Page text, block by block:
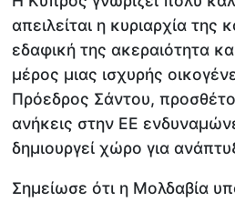
απειλείται η κυριαρχία της
εδαφική της ακεραιότητα
μέρος μιας ισχυρής
Πρόεδρος Σάντου,
ανήκεις στην ΕΕ
δημιουργεί χώρο για
Σημείωσε ότι η Μολδαβία